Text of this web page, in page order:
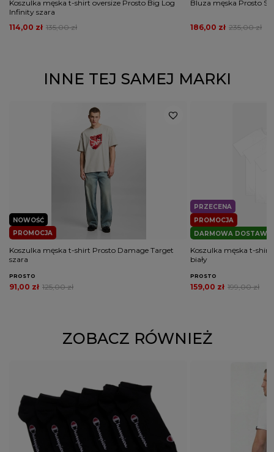
Koszulka męska t-shirt oversize Prosto Big Log
Infinity szara
135,00 zł
114,00 zł
Bluza męska Prosto
235,00 zł
186,00 zł
INNE TEJ SAMEJ MARKI
PROMOCJA
NOWOŚĆ
Koszulka męska t-shirt Prosto Damage Target
szara
PROSTO
125,00 zł
91,00 zł
PROMOCJA
PRZECENA
DARMOWA DOSTAWA
Koszulka męska t-shirt
biały
PROSTO
199,00 zł
159,00 zł
ZOBACZ RÓWNIEŻ